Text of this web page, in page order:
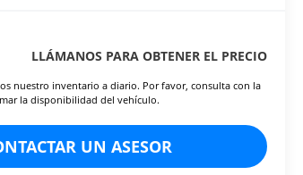
LLÁMANOS PARA OBTENER EL PRECIO
nuestro inventario a diario. Por favor, consulta con la
la disponibilidad del vehículo.
UN ASESOR